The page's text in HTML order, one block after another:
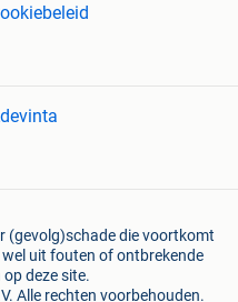
(gevolg)schade die voortkomt
uit fouten of ontbrekende
deze site.
Alle rechten voorbehouden.